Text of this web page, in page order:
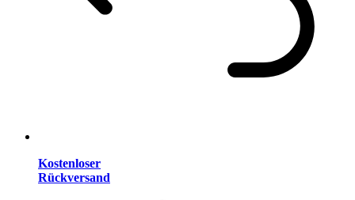
Kostenloser
Rückversand